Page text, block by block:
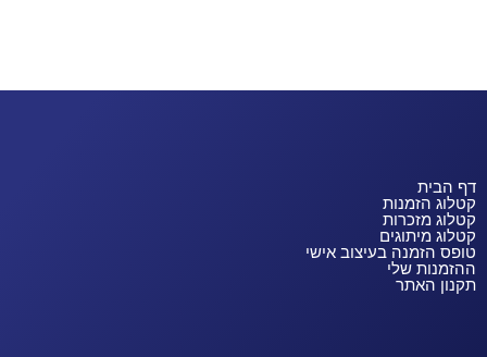
דף הבית
קטלוג הזמנות
קטלוג מזכרות
קטלוג מיתוגים
טופס הזמנה בעיצוב אישי
ההזמנות שלי
תקנון האתר